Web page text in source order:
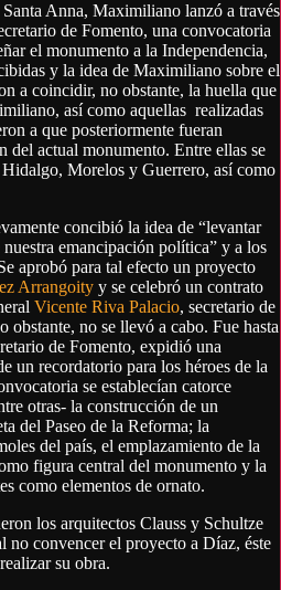
Anna, Maximiliano lanzó a través
de Fomento, una convocatoria
el monumento a la Independencia,
y la idea de Maximiliano sobre el
a coincidir, no obstante, la huella que
así como aquellas realizadas
a que posteriormente fueran
del actual monumento. Entre ellas se
Morelos y Guerrero, así como
concibió la idea de “levantar
emancipación política” y a los
aprobó para tal efecto un proyecto
Arrangoity y se celebró un contrato
Vicente Riva Palacio, secretario de
obstante, no se llevó a cabo. Fue hasta
de Fomento, expidió una
un recordatorio para los héroes de la
se establecían catorce
otras- la construcción de un
del Paseo de la Reforma; la
del país, el emplazamiento de la
figura central del monumento y la
como elementos de ornato.
los arquitectos Clauss y Schultze
no convencer el proyecto a Díaz, éste
su obra.